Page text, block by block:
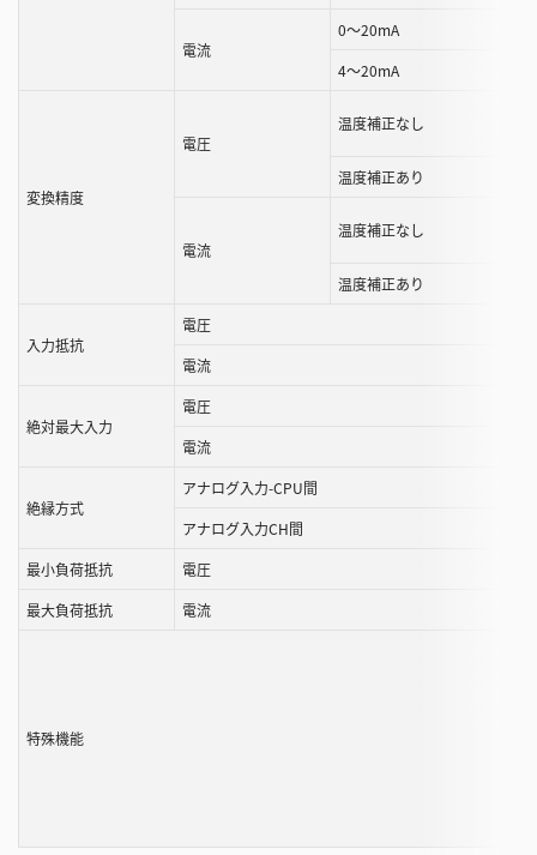
電流
0～20mA
4～20mA
変換精度
電圧
温度補正なし
温度補正あり
電流
温度補正なし
温度補正あり
入力抵抗
電圧
電流
絶対最大入力
電圧
電流
絶縁方式
アナログ入力-CPU間
アナログ入力CH間
最小負荷抵抗
電圧
最大負荷抵抗
電流
特殊機能